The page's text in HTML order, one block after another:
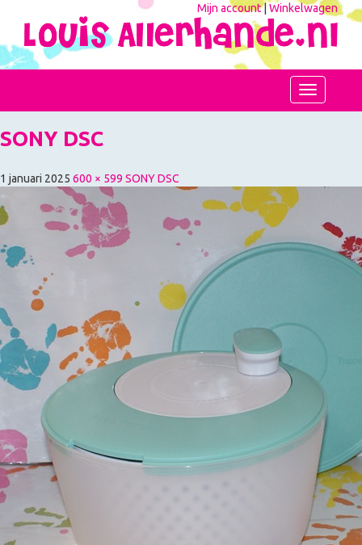
Mijn account|Winkelwagen
Toggle
navigation
SONY DSC
1 januari 2025 600 × 599 SONY DSC